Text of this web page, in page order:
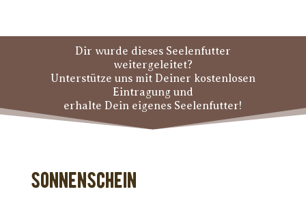
Dir wurde dieses Seelenfutter
weitergeleitet?
Unterstütze uns mit Deiner kostenlosen
Eintragung und
erhalte Dein eigenes Seelenfutter!
Sonnenschein